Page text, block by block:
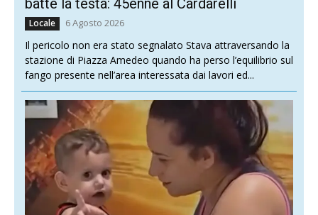
batte la testa: 45enne al Cardarelli
Locale 6 Agosto 2026
Il pericolo non era stato segnalato Stava attraversando la
stazione di Piazza Amedeo quando ha perso l’equilibrio sul
fango presente nell’area interessata dai lavori ed...